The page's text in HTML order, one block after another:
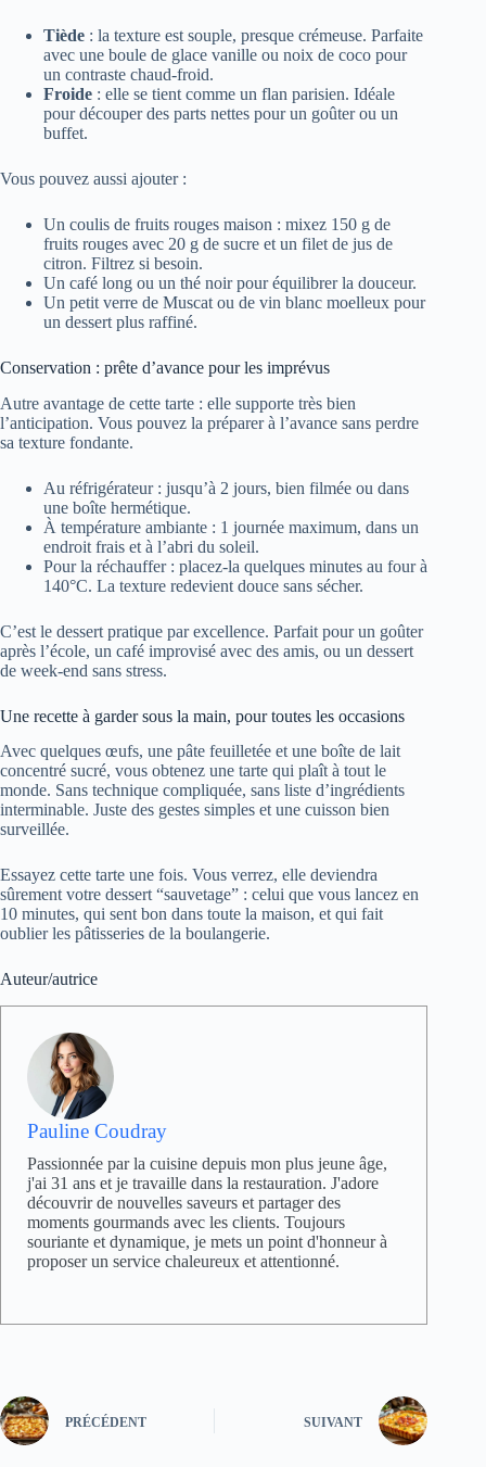
Tiède : la texture est souple, presque crémeuse. Parfaite
avec une boule de glace vanille ou noix de coco pour
un contraste chaud-froid.
Froide : elle se tient comme un flan parisien. Idéale
pour découper des parts nettes pour un goûter ou un
buffet.
Vous pouvez aussi ajouter :
Un coulis de fruits rouges maison : mixez 150 g de
fruits rouges avec 20 g de sucre et un filet de jus de
citron. Filtrez si besoin.
Un café long ou un thé noir pour équilibrer la douceur.
Un petit verre de Muscat ou de vin blanc moelleux pour
un dessert plus raffiné.
Conservation : prête d’avance pour les imprévus
Autre avantage de cette tarte : elle supporte très bien
l’anticipation. Vous pouvez la préparer à l’avance sans perdre
sa texture fondante.
Au réfrigérateur : jusqu’à 2 jours, bien filmée ou dans
une boîte hermétique.
À température ambiante : 1 journée maximum, dans un
endroit frais et à l’abri du soleil.
Pour la réchauffer : placez-la quelques minutes au four à
140°C. La texture redevient douce sans sécher.
C’est le dessert pratique par excellence. Parfait pour un goûter
après l’école, un café improvisé avec des amis, ou un dessert
de week-end sans stress.
Une recette à garder sous la main, pour toutes les occasions
Avec quelques œufs, une pâte feuilletée et une boîte de lait
concentré sucré, vous obtenez une tarte qui plaît à tout le
monde. Sans technique compliquée, sans liste d’ingrédients
interminable. Juste des gestes simples et une cuisson bien
surveillée.
Essayez cette tarte une fois. Vous verrez, elle deviendra
sûrement votre dessert “sauvetage” : celui que vous lancez en
10 minutes, qui sent bon dans toute la maison, et qui fait
oublier les pâtisseries de la boulangerie.
Auteur/autrice
Pauline Coudray
Passionnée par la cuisine depuis mon plus jeune âge,
j'ai 31 ans et je travaille dans la restauration. J'adore
découvrir de nouvelles saveurs et partager des
moments gourmands avec les clients. Toujours
souriante et dynamique, je mets un point d'honneur à
proposer un service chaleureux et attentionné.
PRÉCÉDENT SUIVANT